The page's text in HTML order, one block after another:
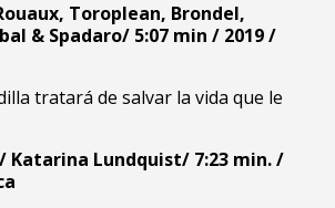
Toroplean, Brondel,
& Spadaro/ 5:07 min / 2019 /
tratará de salvar la vida que le
Katarina Lundquist/ 7:23 min. /